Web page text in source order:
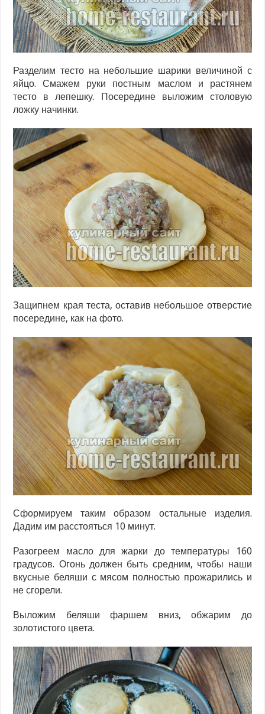
Разделим тесто на небольшие шарики величиной с
яйцо. Смажем руки постным маслом и растянем
тесто в лепешку. Посередине выложим столовую
ложку начинки.
Защипнем края теста, оставив небольшое отверстие
посередине, как на фото.
Сформируем таким образом остальные изделия.
Дадим им расстояться 10 минут.
Разогреем масло для жарки до температуры 160
градусов. Огонь должен быть средним, чтобы наши
вкусные беляши с мясом полностью прожарились и
не сгорели.
Выложим беляши фаршем вниз, обжарим до
золотистого цвета.